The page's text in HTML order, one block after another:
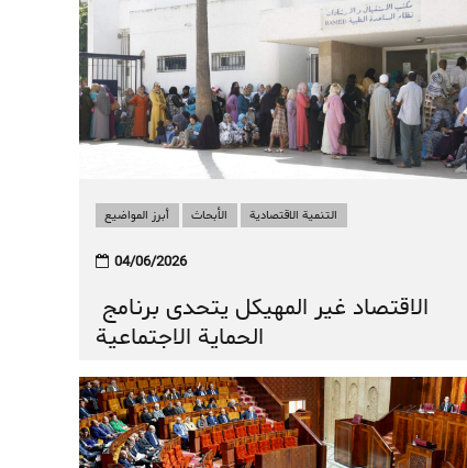
أبرز المواضيع الأبحاث التنمية الاقتصادية
04/06/2026
الحماية الاجتماعية